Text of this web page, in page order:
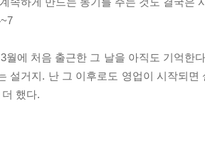
월에 처음 출근한 그 날을 아직도 기억한
설거지. 난 그 이후로도 영업이 시작되
했다.